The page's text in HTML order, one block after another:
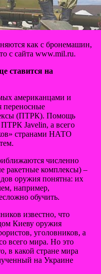
как с бронемашин,
с сайта www.mil.ru.
ставится на
американцами и
переносные
(ПТРК). Помощь
Javelin, а всего
странами НАТО
численно
ракетные комплексы) –
оружия понятна: их
например,
обучить.
известно, что
Киеву оружия
уголовников, а
всего мира. Но это
в какой стране мира
на Украине